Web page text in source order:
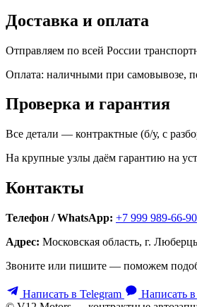
Доставка и оплата
Отправляем по всей России
Оплата: наличными при самовывозе,
Проверка и гарантия
Все детали — контрактные (б/у, с
На крупные узлы даём гарантию на
Контакты
Телефон / WhatsApp: +7 999 989-66-90
Адрес: Московская область, г.
Звоните или пишите — поможем
Написать в Telegram
Написать